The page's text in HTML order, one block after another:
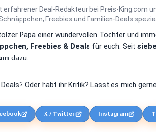
erfahrener Deal-Redakteur bei Preis-King.com
Freebies und Familien-Deals
Papa einer wundervollen Tochter und
Freebies & Deals für euch. Seit
dazu.
Oder habt ihr Kritik? Lasst es mich
X / Twitter Instagram